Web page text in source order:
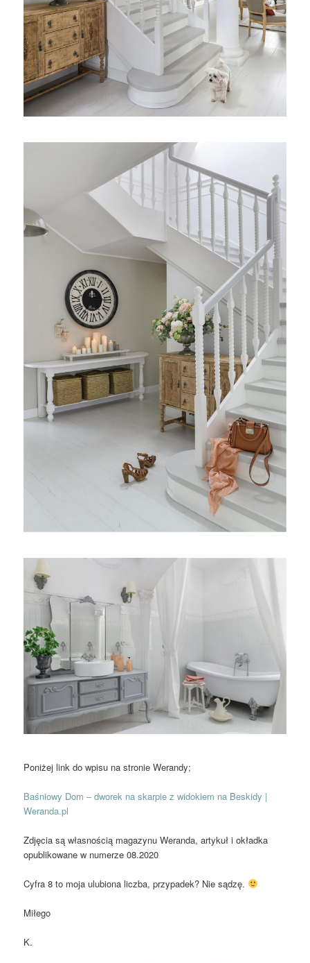
Poniżej link do wpisu na stronie Werandy;
Baśniowy Dom – dworek na skarpie z widokiem na Beskidy |
Weranda.pl
Zdjęcia są własnością magazynu Weranda, artykuł i okładka
opublikowane w numerze 08.2020
Cyfra 8 to moja ulubiona liczba, przypadek? Nie sądzę.
Miłego
K.